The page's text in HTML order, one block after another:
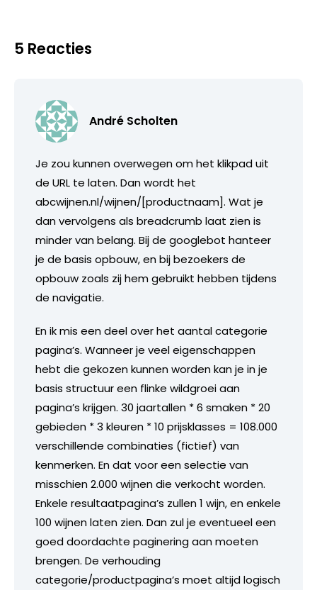
5 Reacties
André Scholten
Je zou kunnen overwegen om het klikpad uit
de URL te laten. Dan wordt het
abcwijnen.nl/wijnen/[productnaam]. Wat je
dan vervolgens als breadcrumb laat zien is
minder van belang. Bij de googlebot hanteer
je de basis opbouw, en bij bezoekers de
opbouw zoals zij hem gebruikt hebben tijdens
de navigatie.
En ik mis een deel over het aantal categorie
pagina’s. Wanneer je veel eigenschappen
hebt die gekozen kunnen worden kan je in je
basis structuur een flinke wildgroei aan
pagina’s krijgen. 30 jaartallen * 6 smaken * 20
gebieden * 3 kleuren * 10 prijsklasses = 108.000
verschillende combinaties (fictief) van
kenmerken. En dat voor een selectie van
misschien 2.000 wijnen die verkocht worden.
Enkele resultaatpagina’s zullen 1 wijn, en enkele
100 wijnen laten zien. Dan zul je eventueel een
goed doordachte paginering aan moeten
brengen. De verhouding
categorie/productpagina’s moet altijd logisch